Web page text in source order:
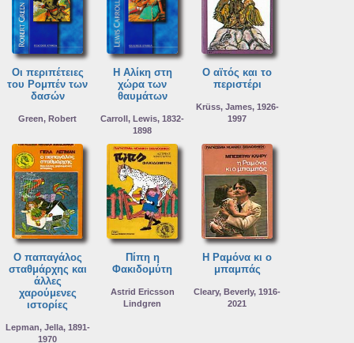
Οι περιπέτειες
του Ρομπέν των
δασών
Green, Robert
Η Αλίκη στη
χώρα των
θαυμάτων
Carroll, Lewis, 1832-
1898
Ο αϊτός και το
περιστέρι
Krüss, James, 1926-
1997
Ο παπαγάλος
σταθμάρχης και
άλλες
χαρούμενες
ιστορίες
Lepman, Jella, 1891-
1970
Πίπη η
Φακιδομύτη
Astrid Ericsson
Lindgren
Η Ραμόνα κι ο
μπαμπάς
Cleary, Beverly, 1916-
2021